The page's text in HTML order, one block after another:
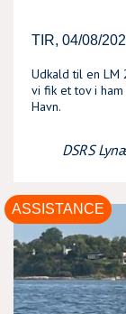
TIR, 04/08/
Udkald til en LM
vi fik et tov i
Havn.
DSRS
ASSISTANCE